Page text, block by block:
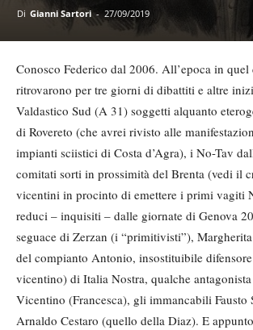
Di Gianni Sartori - 27/09/2019
Conosco Federico dal 2006. All’epoca in quel
ritrovarono per tre giorni di dibattiti e altre
Valdastico Sud (A 31) soggetti alquanto
di Rovereto (che avrei rivisto alle
impianti sciistici di Costa d’Agra), i No-Tav
comitati sorti in prossimità del Brenta (vedi il
vicentini in procinto di emettere i primi vagiti
reduci – inquisiti – dalle giornate di Genova
seguace di Zerzan (i “primitivisti”),
del compianto Antonio, insostituibile
vicentino) di Italia Nostra, qualche
Vicentino (Francesca), gli immancabili Fausto
Arnaldo Cestaro (quello della Diaz). E